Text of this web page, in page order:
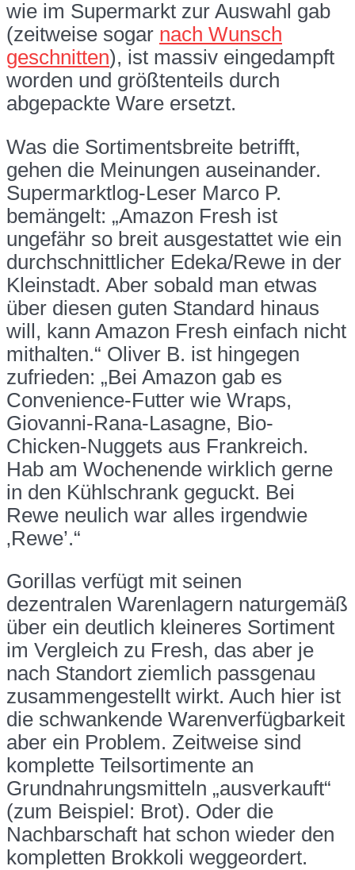
wie im Supermarkt zur Auswahl gab
(zeitweise sogar nach Wunsch
geschnitten), ist massiv eingedampft
worden und größtenteils durch
abgepackte Ware ersetzt.
Was die Sortimentsbreite betrifft,
gehen die Meinungen auseinander.
Supermarktlog-Leser Marco P.
bemängelt: „Amazon Fresh ist
ungefähr so breit ausgestattet wie ein
durchschnittlicher Edeka/Rewe in der
Kleinstadt. Aber sobald man etwas
über diesen guten Standard hinaus
will, kann Amazon Fresh einfach nicht
mithalten.“ Oliver B. ist hingegen
zufrieden: „Bei Amazon gab es
Convenience-Futter wie Wraps,
Giovanni-Rana-Lasagne, Bio-
Chicken-Nuggets aus Frankreich.
Hab am Wochenende wirklich gerne
in den Kühlschrank geguckt. Bei
Rewe neulich war alles irgendwie
‚Rewe’.“
Gorillas verfügt mit seinen
dezentralen Warenlagern naturgemäß
über ein deutlich kleineres Sortiment
im Vergleich zu Fresh, das aber je
nach Standort ziemlich passgenau
zusammengestellt wirkt. Auch hier ist
die schwankende Warenverfügbarkeit
aber ein Problem. Zeitweise sind
komplette Teilsortimente an
Grundnahrungsmitteln „ausverkauft“
(zum Beispiel: Brot). Oder die
Nachbarschaft hat schon wieder den
kompletten Brokkoli weggeordert.